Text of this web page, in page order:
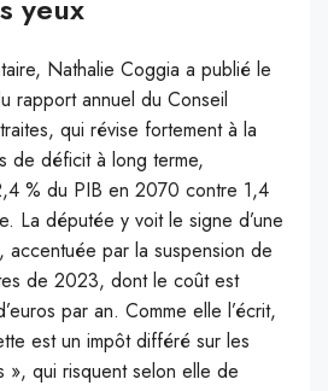
yeux
Nathalie Coggia a publié le
rapport annuel du Conseil
qui révise fortement à la
de déficit à long terme,
% du PIB en 2070 contre 1,4
La députée y voit le signe d’une
par la suspension de
de 2023, dont le coût est
par an. Comme elle l’écrit,
est un impôt différé sur les
», qui risquent selon elle de